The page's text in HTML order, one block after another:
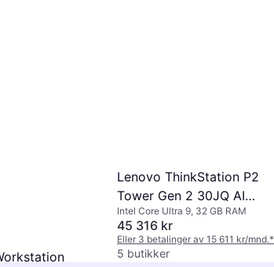
Lenovo ThinkStation P2
Tower Gen 2 30JQ AI
Workstation
Intel Core Ultra 9, 32 GB RAM
45 316 kr
Eller 3 betalinger av 15 611 kr/mnd.*
5 butikker